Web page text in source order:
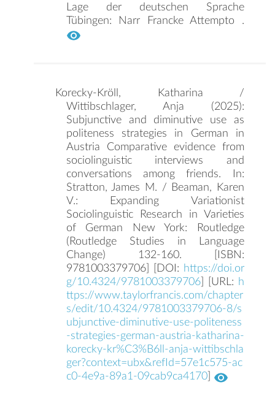
Lage der deutschen Sprache
Tübingen: Narr Francke Attempto .
Korecky-Kröll, Katharina /
Wittibschlager, Anja (2025):
Subjunctive and diminutive use as
politeness strategies in German in
Austria Comparative evidence from
sociolinguistic interviews and
conversations among friends. In:
Stratton, James M. / Beaman, Karen
V.: Expanding Variationist
Sociolinguistic Research in Varieties
of German New York: Routledge
(Routledge Studies in Language
Change) 132-160. [ISBN:
9781003379706] [DOI: https://doi.or
g/10.4324/9781003379706] [URL: h
ttps://www.taylorfrancis.com/chapter
s/edit/10.4324/9781003379706-8/s
ubjunctive-diminutive-use-politeness
-strategies-german-austria-katharina-
korecky-kr%C3%B6ll-anja-wittibschla
ger?context=ubx&refId=57e1c575-ac
c0-4e9a-89a1-09cab9ca4170]